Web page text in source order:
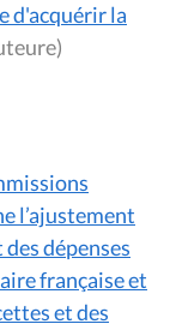
d'acquérir la
l’ajustement
dépenses
française et
et des